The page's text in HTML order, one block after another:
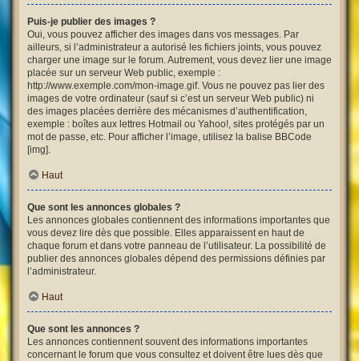
Puis-je publier des images ?
Oui, vous pouvez afficher des images dans vos messages. Par
ailleurs, si l’administrateur a autorisé les fichiers joints, vous pouvez
charger une image sur le forum. Autrement, vous devez lier une image
placée sur un serveur Web public, exemple :
http://www.exemple.com/mon-image.gif. Vous ne pouvez pas lier des
images de votre ordinateur (sauf si c’est un serveur Web public) ni
des images placées derrière des mécanismes d’authentification,
exemple : boîtes aux lettres Hotmail ou Yahoo!, sites protégés par un
mot de passe, etc. Pour afficher l’image, utilisez la balise BBCode
[img].
Haut
Que sont les annonces globales ?
Les annonces globales contiennent des informations importantes que
vous devez lire dès que possible. Elles apparaissent en haut de
chaque forum et dans votre panneau de l’utilisateur. La possibilité de
publier des annonces globales dépend des permissions définies par
l’administrateur.
Haut
Que sont les annonces ?
Les annonces contiennent souvent des informations importantes
concernant le forum que vous consultez et doivent être lues dès que